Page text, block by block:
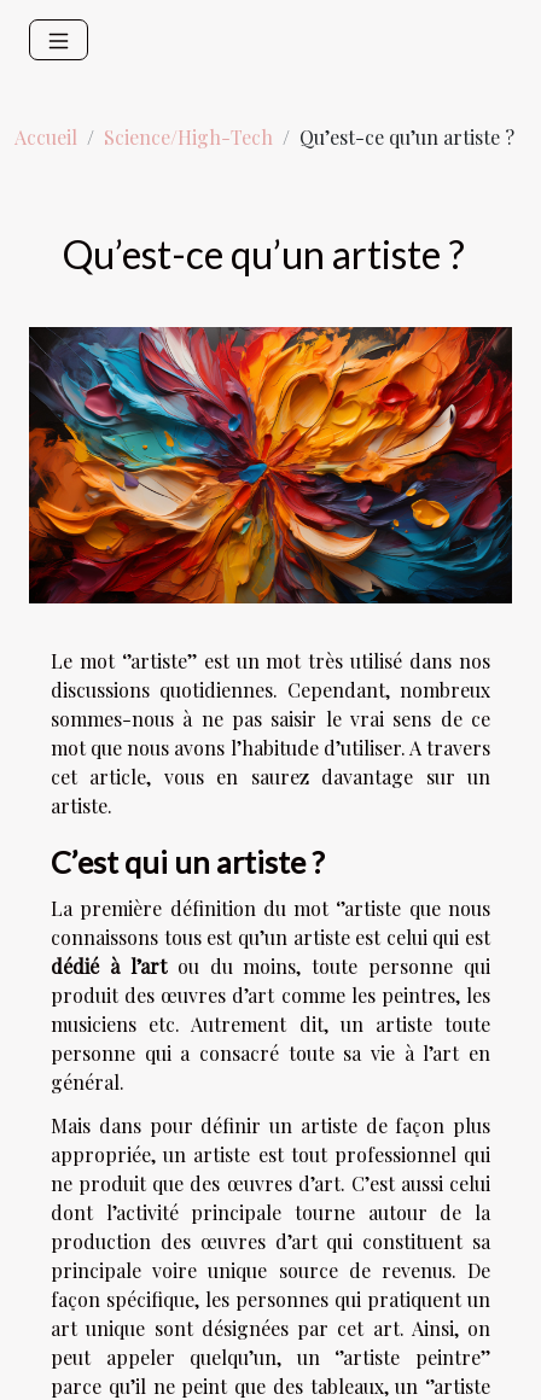
Accueil Science/High-Tech Qu’est-ce qu’un artiste ?
Qu’est-ce qu’un artiste ?
Le mot ‘’artiste’’ est un mot très utilisé dans nos
discussions quotidiennes. Cependant, nombreux
sommes-nous à ne pas saisir le vrai sens de ce
mot que nous avons l’habitude d’utiliser. A travers
cet article, vous en saurez davantage sur un
artiste.
C’est qui un artiste ?
La première définition du mot ‘’artiste que nous
connaissons tous est qu’un artiste est celui qui est
dédié à l’artou du moins, toute personne qui
produit des œuvres d’art comme les peintres, les
musiciens etc. Autrement dit, un artiste toute
personne qui a consacré toute sa vie à l’art en
général.
Mais dans pour définir un artiste de façon plus
appropriée, un artiste est tout professionnel qui
ne produit que des œuvres d’art. C’est aussi celui
dont l’activité principale tourne autour de la
production des œuvres d’art qui constituent sa
principale voire unique source de revenus. De
façon spécifique, les personnes qui pratiquent un
art unique sont désignées par cet art. Ainsi, on
peut appeler quelqu’un, un ‘’artiste peintre’’
parce qu’il ne peint que des tableaux, un ‘’artiste